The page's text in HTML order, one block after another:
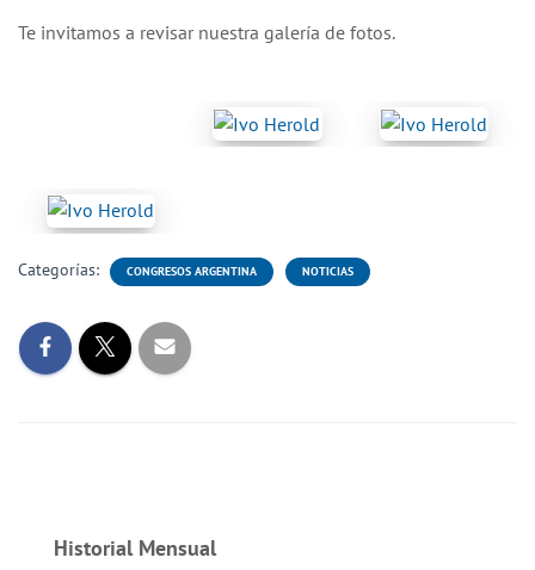
Te invitamos a revisar nuestra galería de fotos.
Categorías: CONGRESOS ARGENTINA NOTICIAS
Historial Mensual